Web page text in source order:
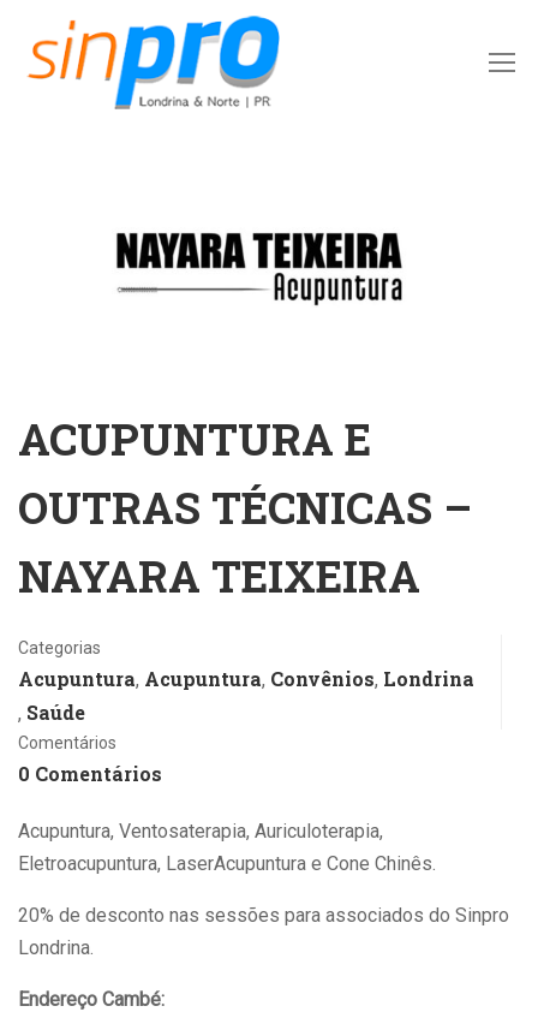
ACUPUNTURA E
OUTRAS TÉCNICAS –
NAYARA TEIXEIRA
Categorias
Acupuntura, Acupuntura, Convênios, Londrina
, Saúde
Comentários
0 Comentários
Acupuntura, Ventosaterapia, Auriculoterapia,
Eletroacupuntura, LaserAcupuntura e Cone Chinês.
20% de desconto nas sessões para associados do Sinpro
Londrina.
Endereço Cambé: